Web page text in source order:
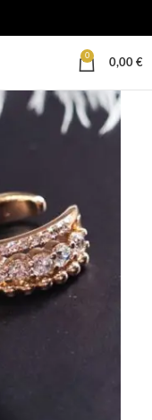
0
0,00 €